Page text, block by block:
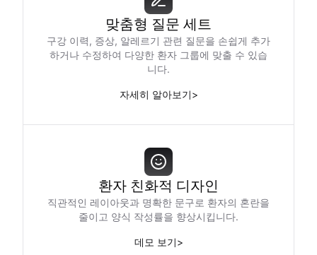
맞춤형 질문 세트
구강 이력, 증상, 알레르기 관련 질문을 손쉽게 추가
하거나 수정하여 다양한 환자 그룹에 맞출 수 있습
니다.
자세히 알아보기>
환자 친화적 디자인
직관적인 레이아웃과 명확한 문구로 환자의 혼란을
줄이고 양식 작성률을 향상시킵니다.
데모 보기>